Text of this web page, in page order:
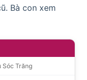
Bà con xem
Sóc Trăng